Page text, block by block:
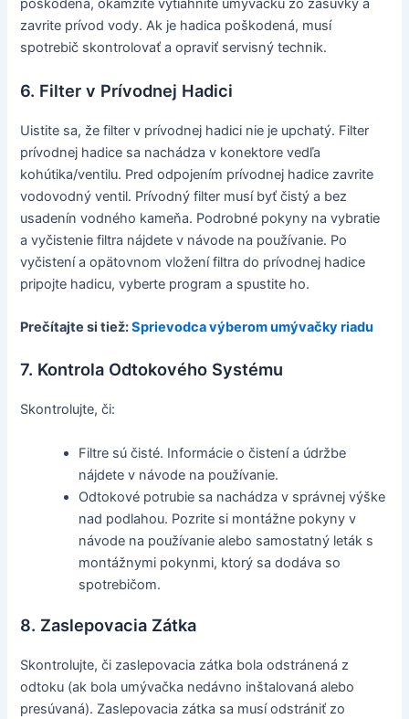
poškodená, okamžite vytiahnite umývačku zo zásuvky a
zavrite prívod vody. Ak je hadica poškodená, musí
spotrebič skontrolovať a opraviť servisný technik.
6. Filter v Prívodnej Hadici
Uistite sa, že filter v prívodnej hadici nie je upchatý. Filter
prívodnej hadice sa nachádza v konektore vedľa
kohútika/ventilu. Pred odpojením prívodnej hadice zavrite
vodovodný ventil. Prívodný filter musí byť čistý a bez
usadenín vodného kameňa. Podrobné pokyny na vybratie
a vyčistenie filtra nájdete v návode na používanie. Po
vyčistení a opätovnom vložení filtra do prívodnej hadice
pripojte hadicu, vyberte program a spustite ho.
Prečítajte si tiež:Sprievodca výberom umývačky riadu
7. Kontrola Odtokového Systému
Skontrolujte, či:
Filtre sú čisté. Informácie o čistení a údržbe
nájdete v návode na používanie.
Odtokové potrubie sa nachádza v správnej výške
nad podlahou. Pozrite si montážne pokyny v
návode na používanie alebo samostatný leták s
montážnymi pokynmi, ktorý sa dodáva so
spotrebičom.
8. Zaslepovacia Zátka
Skontrolujte, či zaslepovacia zátka bola odstránená z
odtoku (ak bola umývačka nedávno inštalovaná alebo
presúvaná). Zaslepovacia zátka sa musí odstrániť zo